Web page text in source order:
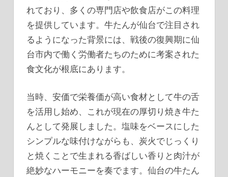
れており、多くの専門店や飲食店がこの料理
を提供しています。牛たんが仙台で注目され
るようになった背景には、戦後の復興期に仙
台市内で働く労働者たちのために考案された
食文化が根底にあります。
当時、安価で栄養価が高い食材として牛の舌
を活用し始め、これが現在の厚切り焼き牛た
んとして発展しました。塩味をベースにした
シンプルな味付けながらも、炭火でじっくり
と焼くことで生まれる香ばしい香りと肉汁が
絶妙なハーモニーを奏でます。仙台の牛たん